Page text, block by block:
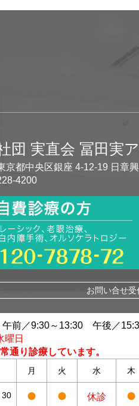
団 実直会 冨田実
都中央区銀座 4-12-19 日章
4200
お問い合せ
午前／9:30～13:30 午後／
曜日
通り診療しています。
月 火 水 木
30 ● ● 休診 ●